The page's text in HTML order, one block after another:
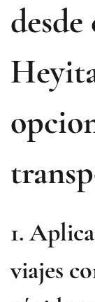
1.
viajes